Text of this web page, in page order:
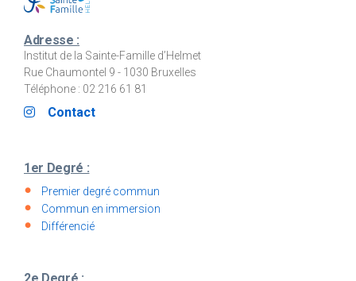
Adresse :
Institut de la Sainte-Famille d’Helmet
Rue Chaumontel 9 - 1030 Bruxelles
Téléphone : 02 216 61 81
Contact
1er Degré :
Premier degré commun
Commun en immersion
Différencié